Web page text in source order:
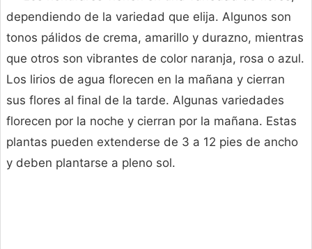
dependiendo de la variedad que elija. Algunos son
tonos pálidos de crema, amarillo y durazno, mientras
que otros son vibrantes de color naranja, rosa o azul.
Los lirios de agua florecen en la mañana y cierran
sus flores al final de la tarde. Algunas variedades
florecen por la noche y cierran por la mañana. Estas
plantas pueden extenderse de 3 a 12 pies de ancho
y deben plantarse a pleno sol.